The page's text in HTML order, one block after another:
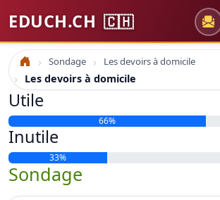
EDUCH.CH 🇨🇭
Accueil Sondage Les devoirs à domicile
Les devoirs à domicile
Utile
66%
Inutile
33%
Sondage